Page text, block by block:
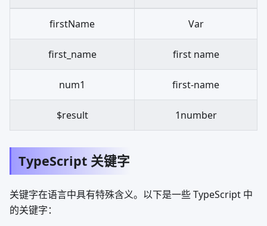
firstName Var
first_name first name
num1 first-name
$result 1number
TypeScript 关键字
关键字在语言中具有特殊含义。以下是一些 TypeScript 中
的关键字：